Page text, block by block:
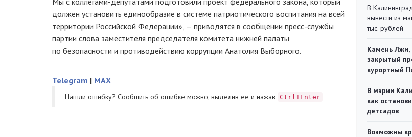
должен установить единообразие в системе патриотического воспитания на всей
территории Российской Федерации», — приводятся в сообщении пресс-службы
партии слова заместителя председателя комитета нижней палаты
по безопасности и противодействию коррупции Анатолия Выборного.
Telegram | MAX
Нашли ошибку? Cообщить об ошибке можно, выделив ее и нажав Ctrl+Enter
В
вынести из
тыс. рублей
Камень Лжи,
закрытый
курортный
В мэрии
как
детсадов
Возможны